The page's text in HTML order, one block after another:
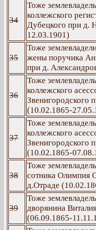
34
Тоже
коллежского
Дубецкого при д.
12.03.1901)
35
Тоже
жены поручика
при д.
36
Тоже
коллежского
Звенигородского
(10.02.1865-
37
Тоже
коллежского
Звенигородского
(10.02.1865-
38
Тоже
сотника Олимпия
д.Отраде
39
Тоже
дворянина
(06.09.1865-